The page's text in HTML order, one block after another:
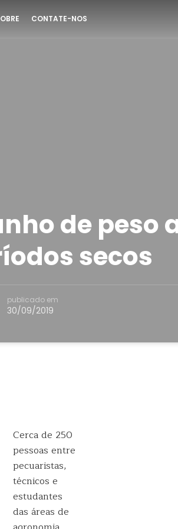
CONTATE-NOS
de peso
secos
publicado em
30/09/2019
Cerca de 250
pessoas entre
pecuaristas,
técnicos e
estudantes
das áreas de